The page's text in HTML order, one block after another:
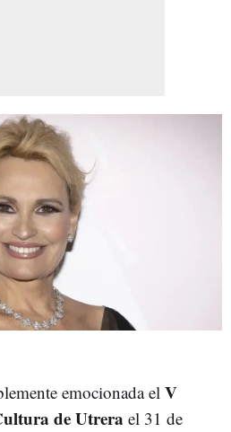
emocionada el V
de Utrera el 31 de